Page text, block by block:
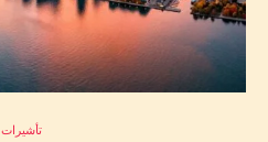
تأشيرات